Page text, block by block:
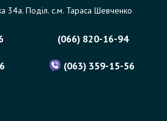
34а. Поділ. с.м. Тараса Шевченко
(066) 820-16-94
(063) 359-15-56